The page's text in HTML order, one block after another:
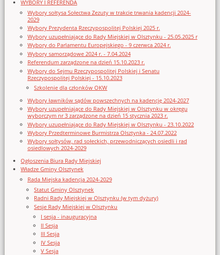
WYBORY I REFERENDA
Wybory sołtysa Sołectwa Zezuty w trakcie trwania kadencji 2024-
2029
Wybory Prezydenta Rzeczypospolitej Polskiej 2025 r.
Wybory uzupełniające do Rady Miejskiej w Olsztynku - 25.05.2025 r
Wybory do Parlamentu Europejskiego - 9 czerwca 2024 r.
Wybory samorządowe 2024 r. - 7.04.2024
Referendum zarządzone na dzień 15.10.2023 r.
Wybory do Sejmu Rzeczypospolitej Polskiej i Senatu
Rzeczypospolitej Polskiej - 15.10.2023
Szkolenie dla członków OKW
Wybory ławników sądów powszechnych na kadencję 2024-2027
Wybory uzupełniające do Rady Miejskiej w Olsztynku w okręgu
wyborczym nr 3 zarządzone na dzień 15 stycznia 2023 r.
Wybory uzupełniające do Rady Miejskiej w Olsztynku - 23.10.2022
Wybory Przedterminowe Burmistrza Olsztynka - 24.07.2022
Wybory sołtysów, rad sołeckich, przewodniczących osiedli i rad
osiedlowych 2024-2029
Ogłoszenia Biura Rady Miejskiej
Władze Gminy Olsztynek
Rada Miejska kadencja 2024-2029
Statut Gminy Olsztynek
Radni Rady Miejskiej w Olsztynku (w tym dyżury)
Sesje Rady Miejskiej w Olsztynku
I sesja - inauguracyjna
II Sesja
III Sesja
IV Sesja
V Sesja